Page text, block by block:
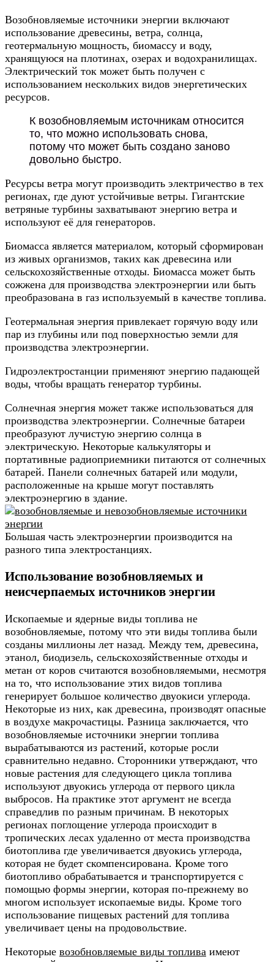
Возобновляемые источники энергии включают
использование древесины, ветра, солнца,
геотермальную мощность, биомассу и воду,
хранящуюся на плотинах, озерах и водохранилищах.
Электрический ток может быть получен с
использованием нескольких видов энергетических
ресурсов.
К возобновляемым источникам относится
то, что можно использовать снова,
потому что может быть создано заново
довольно быстро.
Ресурсы ветра могут производить электричество в тех
регионах, где дуют устойчивые ветры. Гигантские
ветряные турбины захватывают энергию ветра и
используют её для генераторов.
Биомасса является материалом, который сформирован
из живых организмов, таких как древесина или
сельскохозяйственные отходы. Биомасса может быть
сожжена для производства электроэнергии или быть
преобразована в газ используемый в качестве топлива.
Геотермальная энергия привлекает горячую воду или
пар из глубины или под поверхностью земли для
производства электроэнергии.
Гидроэлектростанции применяют энергию падающей
воды, чтобы вращать генератор турбины.
Солнечная энергия может также использоваться для
производства электроэнергии. Солнечные батареи
преобразуют лучистую энергию солнца в
электрическую. Некоторые калькуляторы и
портативные радиоприемники питаются от солнечных
батарей. Панели солнечных батарей или модули,
расположенные на крыше могут поставлять
электроэнергию в здание.
Большая часть электроэнергии производится на
разного типа электростанциях.
Использование возобновляемых и
неисчерпаемых источников энергии
Ископаемые и ядерные виды топлива не
возобновляемые, потому что эти виды топлива были
созданы миллионы лет назад. Между тем, древесина,
этанол, биодизель, сельскохозяйственные отходы и
метан от коров считаются возобновляемыми, несмотря
на то, что использование этих видов топлива
генерирует большое количество двуокиси углерода.
Некоторые из них, как древесина, производят опасные
в воздухе макрочастицы. Разница заключается, что
возобновляемые источники энергии топлива
вырабатываются из растений, которые росли
сравнительно недавно. Сторонники утверждают, что
новые растения для следующего цикла топлива
используют двуокись углерода от первого цикла
выбросов. На практике этот аргумент не всегда
справедлив по разным причинам. В некоторых
регионах поглощение углерода происходит в
тропических лесах удаленно от места производства
биотоплива где увеличивается двуокись углерода,
которая не будет скомпенсирована. Кроме того
биотопливо обрабатывается и транспортируется с
помощью формы энергии, которая по-прежнему во
многом использует ископаемые виды. Кроме того
использование пищевых растений для топлива
увеличивает цены на продовольствие.
Некоторые возобновляемые виды топлива имеют